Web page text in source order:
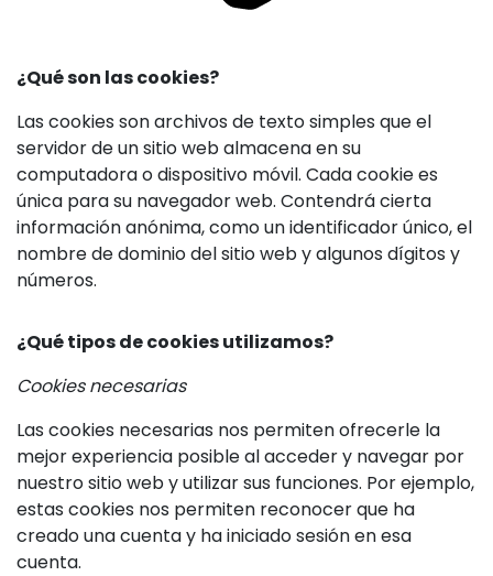
¿Qué son las cookies?
Las cookies son archivos de texto simples que el
servidor de un sitio web almacena en su
computadora o dispositivo móvil. Cada cookie es
única para su navegador web. Contendrá cierta
información anónima, como un identificador único, el
nombre de dominio del sitio web y algunos dígitos y
números.
¿Qué tipos de cookies utilizamos?
Cookies necesarias
Las cookies necesarias nos permiten ofrecerle la
mejor experiencia posible al acceder y navegar por
nuestro sitio web y utilizar sus funciones. Por ejemplo,
estas cookies nos permiten reconocer que ha
creado una cuenta y ha iniciado sesión en esa
cuenta.